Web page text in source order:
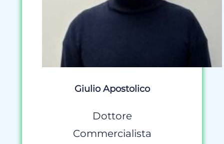
Giulio Apostolico
Dottore
Commercialista